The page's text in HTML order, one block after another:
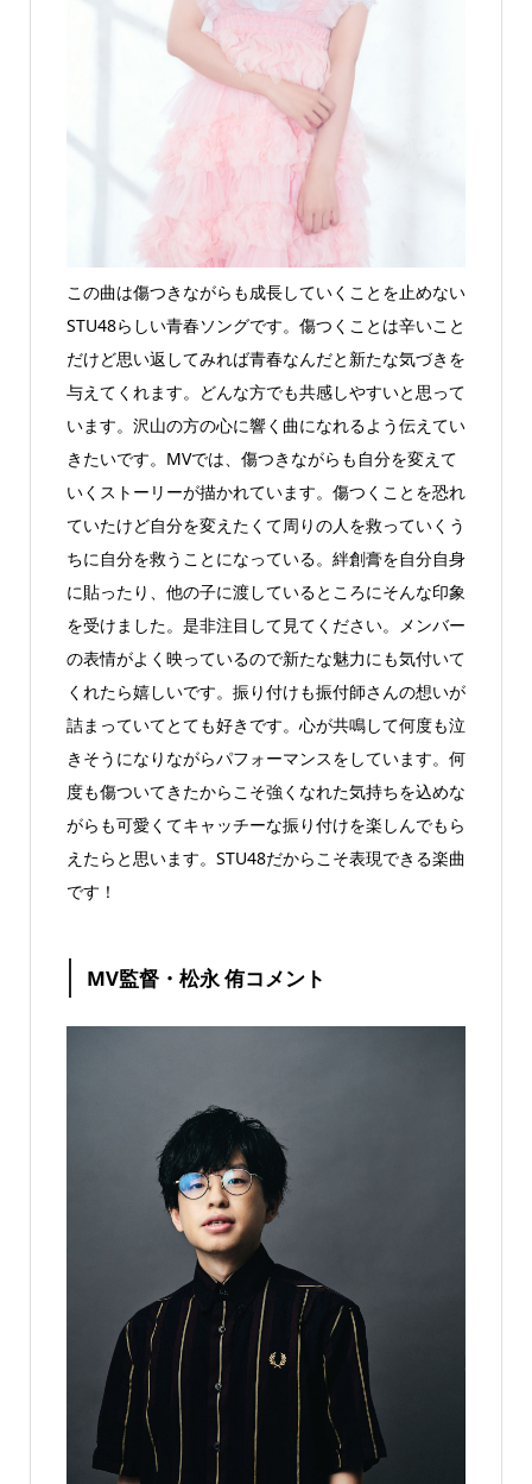
この曲は傷つきながらも成長していくことを止めない
STU48らしい青春ソングです。傷つくことは辛いこと
だけど思い返してみれば青春なんだと新たな気づきを
与えてくれます。どんな方でも共感しやすいと思って
います。沢山の方の心に響く曲になれるよう伝えてい
きたいです。MVでは、傷つきながらも自分を変えて
いくストーリーが描かれています。傷つくことを恐れ
ていたけど自分を変えたくて周りの人を救っていくう
ちに自分を救うことになっている。絆創膏を自分自身
に貼ったり、他の子に渡しているところにそんな印象
を受けました。是非注目して見てください。メンバー
の表情がよく映っているので新たな魅力にも気付いて
くれたら嬉しいです。振り付けも振付師さんの想いが
詰まっていてとても好きです。心が共鳴して何度も泣
きそうになりながらパフォーマンスをしています。何
度も傷ついてきたからこそ強くなれた気持ちを込めな
がらも可愛くてキャッチーな振り付けを楽しんでもら
えたらと思います。STU48だからこそ表現できる楽曲
です！
MV監督・松永 侑コメント